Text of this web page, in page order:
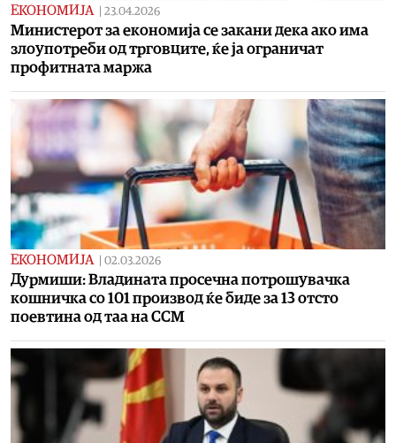
ЕКОНОМИЈА 23.04.2026
Mинистерот за економија се закани дека ако има
злоупотреби од трговците, ќе ја ограничат
профитната маржа
ЕКОНОМИЈА 02.03.2026
Дурмиши: Владината просечна потрошувачка
кошничка со 101 производ ќе биде за 13 отсто
поевтина од таа на ССМ